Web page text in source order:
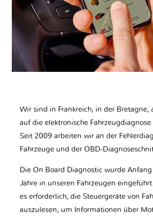
Wir sind in Frankreich, in der Bretagne,
auf die elektronische
Seit 2009 arbeiten wir an der
Fahrzeuge und der OBD-
Die On Board Diagnostic wurde
Jahre in unseren Fahrzeugen
es erforderlich, die Steuergeräte von
auszulesen, um Informationen über